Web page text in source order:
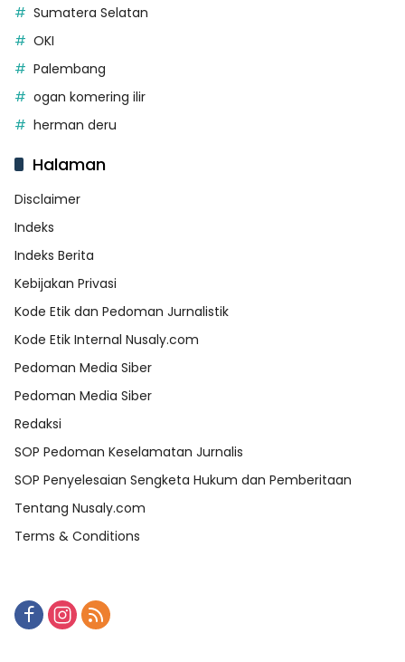
Sumatera Selatan
OKI
Palembang
ogan komering ilir
herman deru
Halaman
Disclaimer
Indeks
Indeks Berita
Kebijakan Privasi
Kode Etik dan Pedoman Jurnalistik
Kode Etik Internal Nusaly.com
Pedoman Media Siber
Pedoman Media Siber
Redaksi
SOP Pedoman Keselamatan Jurnalis
SOP Penyelesaian Sengketa Hukum dan Pemberitaan
Tentang Nusaly.com
Terms & Conditions